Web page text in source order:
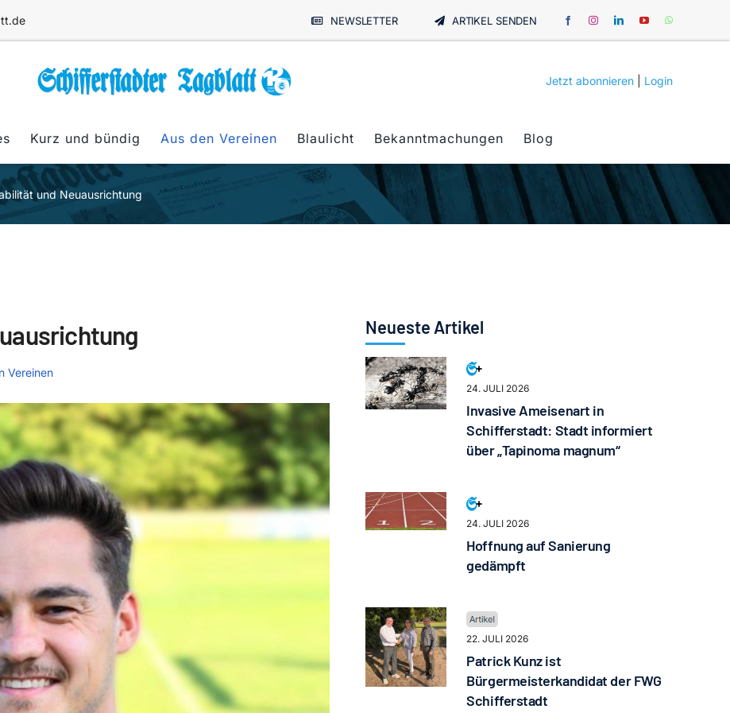
NEWSLETTER ARTIKEL SENDEN
Jetzt abonnieren Login
Kurz und bündig Aus den Vereinen Blaulicht Bekanntmachungen Blog
und Neuausrichtung
Vereinen
Neueste Artikel
24. JULI 2026
Invasive Ameisenart in
Schifferstadt: Stadt informiert
über „Tapinoma magnum“
24. JULI 2026
Hoffnung auf Sanierung
gedämpft
22. JULI 2026
Patrick Kunz ist
Bürgermeisterkandidat der FWG
Schifferstadt